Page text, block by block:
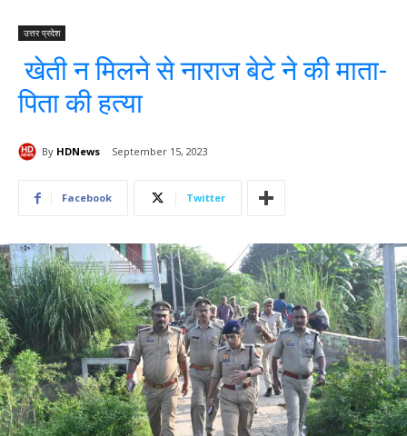
उत्तर प्रदेश
खेती न मिलने से नाराज बेटे ने की माता-
पिता की हत्या
By HDNews September 15, 2023
Facebook Twitter